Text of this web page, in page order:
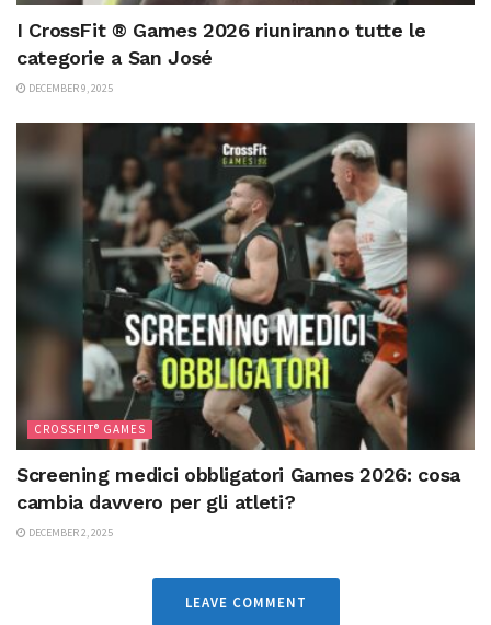
I CrossFit ® Games 2026 riuniranno tutte le
categorie a San José
DECEMBER 9, 2025
CROSSFIT® GAMES
Screening medici obbligatori Games 2026: cosa
cambia davvero per gli atleti?
DECEMBER 2, 2025
LEAVE COMMENT